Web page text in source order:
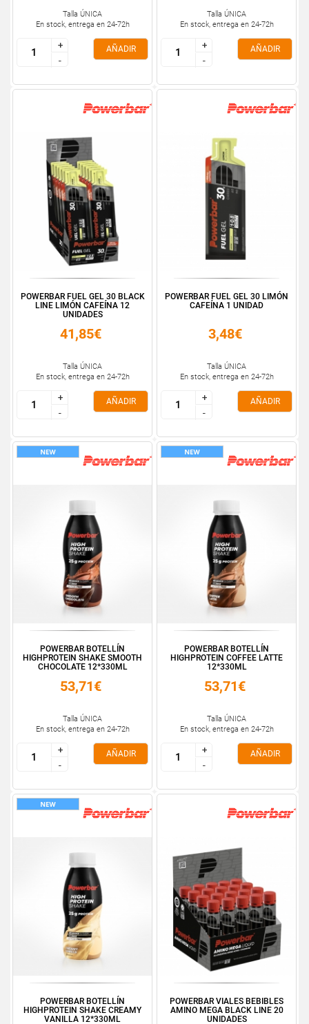
Talla ÚNICA
En stock, entrega en 24-72h
+
-
+
-
AÑADIR
Talla ÚNICA
En stock, entrega en 24-72h
+
-
+
-
AÑADIR
POWERBAR FUEL GEL 30 BLACK
LINE LIMÓN CAFEÍNA 12
UNIDADES
41,85€
Talla ÚNICA
En stock, entrega en 24-72h
+
-
+
-
AÑADIR
POWERBAR FUEL GEL 30 LIMÓN
CAFEÍNA 1 UNIDAD
3,48€
Talla ÚNICA
En stock, entrega en 24-72h
+
-
+
-
AÑADIR
POWERBAR BOTELLÍN
HIGHPROTEIN SHAKE SMOOTH
CHOCOLATE 12*330ML
53,71€
Talla ÚNICA
En stock, entrega en 24-72h
+
-
+
-
AÑADIR
POWERBAR BOTELLÍN
HIGHPROTEIN COFFEE LATTE
12*330ML
53,71€
Talla ÚNICA
En stock, entrega en 24-72h
+
-
+
-
AÑADIR
POWERBAR BOTELLÍN
HIGHPROTEIN SHAKE CREAMY
VANILLA 12*330ML
POWERBAR VIALES BEBIBLES
AMINO MEGA BLACK LINE 20
UNIDADES